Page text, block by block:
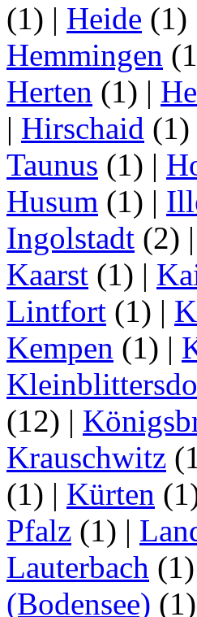
(1) | Heide (1)
Hemmingen
Herten (1) |
| Hirschaid (1)
Taunus (1) |
Husum (1) |
Ingolstadt (2) |
Kaarst (1) |
Lintfort (1) |
Kempen (1) |
(12) |
Krauschwitz
(1) | Kürten
Pfalz (1) |
Lauterbach (1)
(Bodensee) (1)